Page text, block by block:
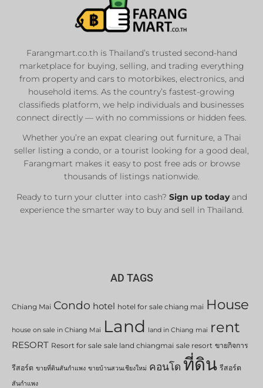
List Your
Properties
Private Sellers
Real Estate Agents
Sale & Rent
List Now
Farangmart.co.th is Thailand’s trusted second-hand
marketplace for buying, selling, and trading everything
from property and cars to motorbikes, electronics, and
household items. As the country’s fastest-growing
classifieds platform, we help individuals and businesses
connect directly — with no commissions or hidden fees.
Whether you’re an expat clearing out furniture, a Thai
seller listing a condo, or a tourist looking for a good deal,
Farangmart makes it easy to post free ads or browse
thousands of listings nationwide.
Ready to turn your clutter into cash? Sign up todayand
experience the smarter way to buy and sell in Thailand.
AD TAGS
Chiang Mai Condo hotel hotel for sale chiang mai House
house on sale in Chiang Mai Land land in Chiang mai rent
RESORT Resort for sale sale land chiangmai sale resort ขายกิจการ
รีสอร์ต ขายที่ดินสันกำแพง ขายบ้านสวนเชียงใหม่ คอนโด ที่ดิน รีสอร์ต
สันกำแพง